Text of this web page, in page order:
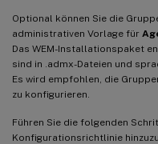
Optional können Sie die
administrativen Vorlage für
Das WEM-Installationspaket
sind in .admx-Dateien und
Es wird empfohlen, die
zu konfigurieren.
Führen Sie die folgenden
Konfigurationsrichtlinie